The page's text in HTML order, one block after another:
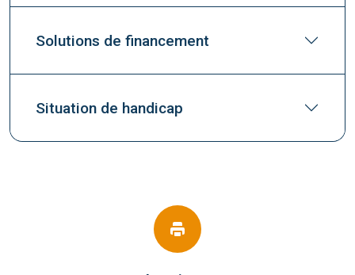
Solutions de financement
Situation de handicap